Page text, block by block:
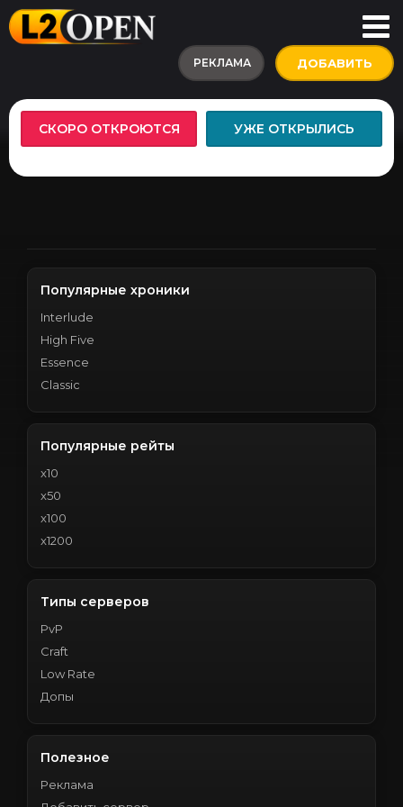
РЕКЛАМА ДОБАВИТЬ
СКОРО ОТКРОЮТСЯ УЖЕ ОТКРЫЛИСЬ
Популярные хроники
Interlude
High Five
Essence
Classic
Популярные рейты
x10
x50
x100
x1200
Типы серверов
PvP
Craft
Low Rate
Допы
Полезное
Реклама